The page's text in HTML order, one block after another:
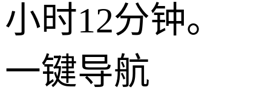
小时12分钟。
一键导航